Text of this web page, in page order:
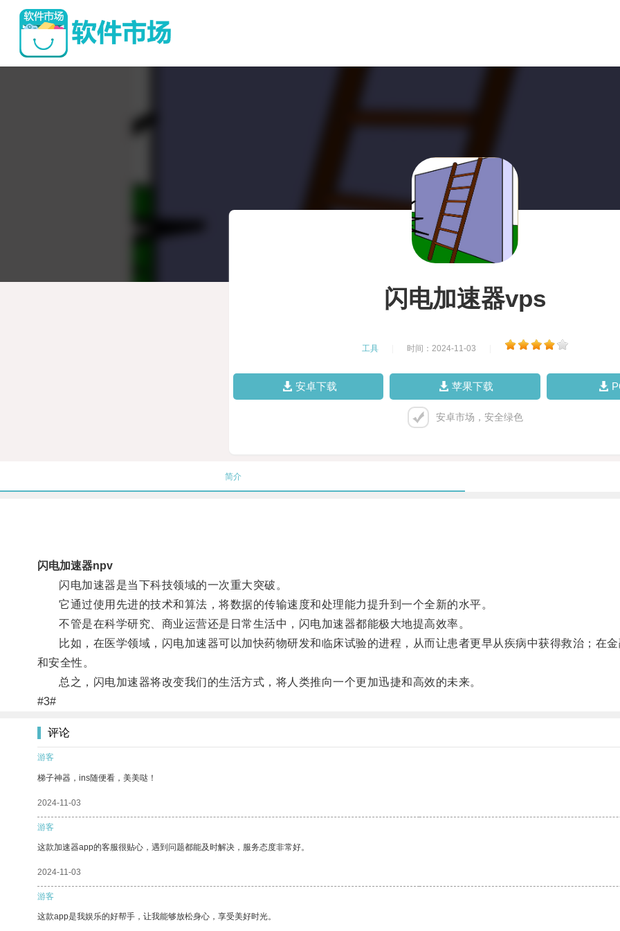
闪电加速器vps
工具 时间：2024-11-03
安卓下载 苹果下载
安卓市场，安全绿色
简介
闪电加速器npv
闪电加速器是当下科技领域的一次重大突破。
它通过使用先进的技术和算法，将数据的传输速度和处理能力提升到一个全新的水平。
不管是在科学研究、商业运营还是日常生活中，闪电加速器都能极大地提高效率。
比如，在医学领域，闪电加速器可以加快药物研发和临床试验的进程，从而让患者更早从疾病中获得救治；在
和安全性。
总之，闪电加速器将改变我们的生活方式，将人类推向一个更加迅捷和高效的未来。
#3#
评论
游客
梯子神器，ins随便看，美美哒！
2024-11-03
游客
这款加速器app的客服很贴心，遇到问题都能及时解决，服务态度非常好。
2024-11-03
游客
这款app是我娱乐的好帮手，让我能够放松身心，享受美好时光。